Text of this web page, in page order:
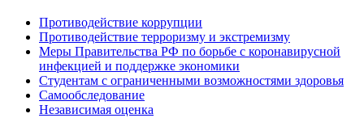
Противодействие коррупции
Противодействие терроризму и экстремизму
Меры Правительства РФ по борьбе с коронавирусной
инфекцией и поддержке экономики
Студентам с ограниченными возможностями здоровья
Самообследование
Независимая оценка